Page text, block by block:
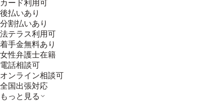
カード利用可
後払いあり
分割払いあり
法テラス利用可
着手金無料あり
女性弁護士在籍
電話相談可
オンライン相談可
全国出張対応
もっと見る